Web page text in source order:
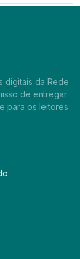
digitais da Rede
de entregar
para os leitores